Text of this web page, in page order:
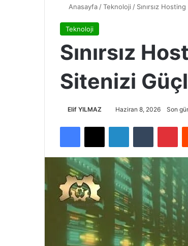
Anasayfa /Teknoloji / Sınırsız
Teknoloji
Sınırsız
Sitenizi
Elif YILMAZ Haziran 8, 2026 Son
Facebook
X LinkedInTumblr